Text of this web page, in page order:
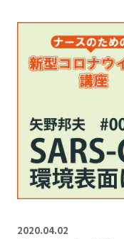
2020.04.02